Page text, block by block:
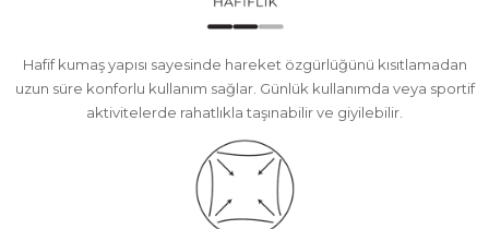
Hafif kumaş yapısı sayesinde hareket özgürlüğünü kısıtlamadan
uzun süre konforlu kullanım sağlar. Günlük kullanımda veya sportif
aktivitelerde rahatlıkla taşınabilir ve giyilebilir.